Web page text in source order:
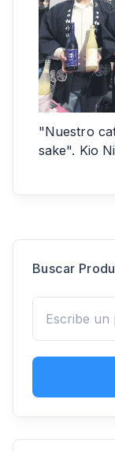
"Nuestro
sake". Kio
Buscar